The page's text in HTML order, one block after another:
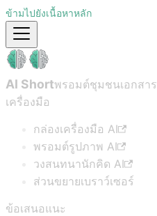
ข้ามไปยังเนื้อหาหลัก
AI Shortพรอมต์ชุมชนเอกสาร
เครื่องมือ
กล่องเครื่องมือ AI
พรอมต์รูปภาพ AI
วงสนทนานักคิด AI
ส่วนขยายเบราว์เซอร์
ข้อเสนอแนะ